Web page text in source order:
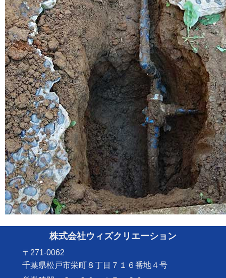
株式会社ウィズクリエーション
〒271-0062
千葉県松戸市栄町８丁目７１６番地４号